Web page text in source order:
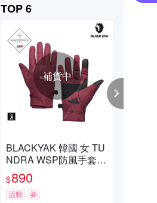
TOP 6
補貨中
BLACKYAK 韓國 女 TU
NDRA WSP防風手套
(深莓紅) GORE-TEX 戶
外健行 保暖手套 防風 B
YCB2WAN01
$890
活動 券